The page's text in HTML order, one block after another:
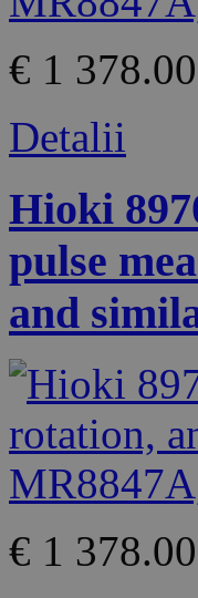
€ 1 378.00
Detalii
Hioki
pulse
and
€ 1 378.00